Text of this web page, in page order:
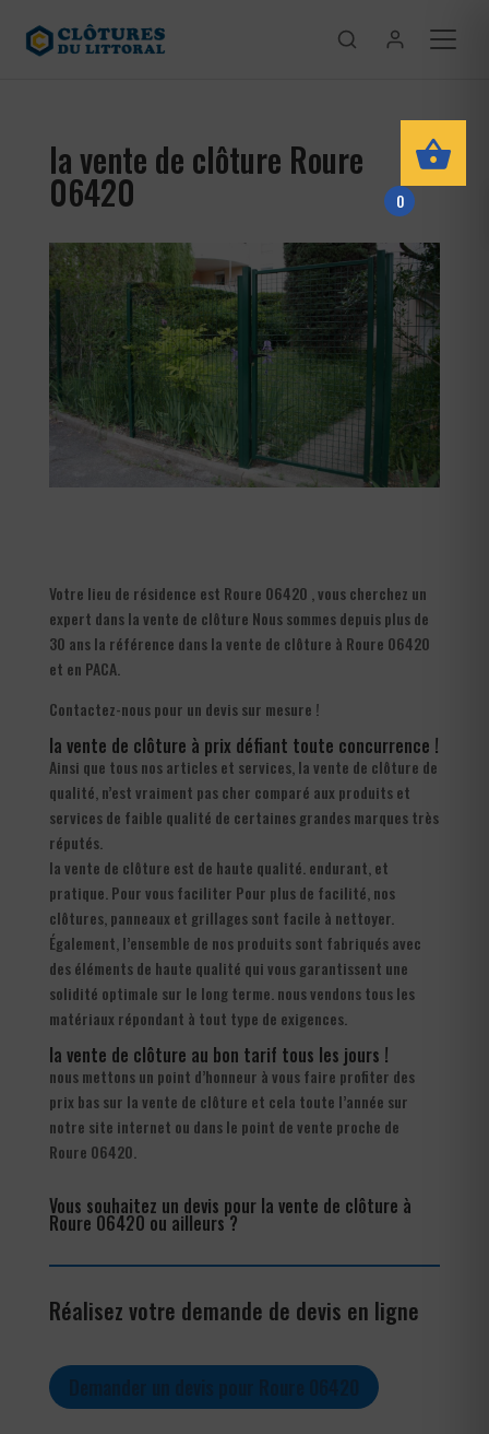
la vente de clôture Roure
06420
Votre lieu de résidence est Roure 06420 , vous cherchez un
expert dans la vente de clôture Nous sommes depuis plus de
30 ans la référence dans la vente de clôture à Roure 06420
et en PACA.
Contactez-nous pour un devis sur mesure !
la vente de clôture à prix défiant toute concurrence !
Ainsi que tous nos articles et services, la vente de clôture de
qualité, n’est vraiment pas cher comparé aux produits et
services de faible qualité de certaines grandes marques très
réputés.
la vente de clôture est de haute qualité. endurant, et
pratique. Pour vous faciliter Pour plus de facilité, nos
clôtures, panneaux et grillages sont facile à nettoyer.
Également, l’ensemble de nos produits sont fabriqués avec
des éléments de haute qualité qui vous garantissent une
solidité optimale sur le long terme. nous vendons tous les
matériaux répondant à tout type de exigences.
la vente de clôture au bon tarif tous les jours !
nous mettons un point d’honneur à vous faire profiter des
prix bas sur la vente de clôture et cela toute l’année sur
notre site internet ou dans le point de vente proche de
Roure 06420.
Vous souhaitez un devis pour la vente de clôture à
Roure 06420 ou ailleurs ?
Réalisez votre demande de devis en ligne
0